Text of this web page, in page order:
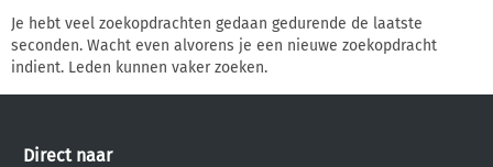
Je hebt veel zoekopdrachten gedaan gedurende de laatste
seconden. Wacht even alvorens je een nieuwe zoekopdracht
indient. Leden kunnen vaker zoeken.
Direct naar